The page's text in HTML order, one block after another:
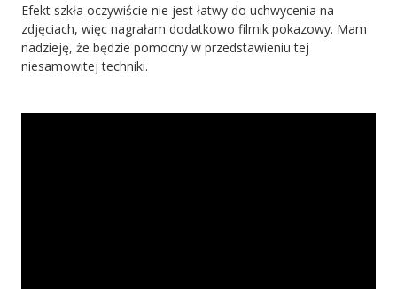
Efekt szkła oczywiście nie jest łatwy do uchwycenia na
zdjęciach, więc nagrałam dodatkowo filmik pokazowy. Mam
nadzieję, że będzie pomocny w przedstawieniu tej
niesamowitej techniki.